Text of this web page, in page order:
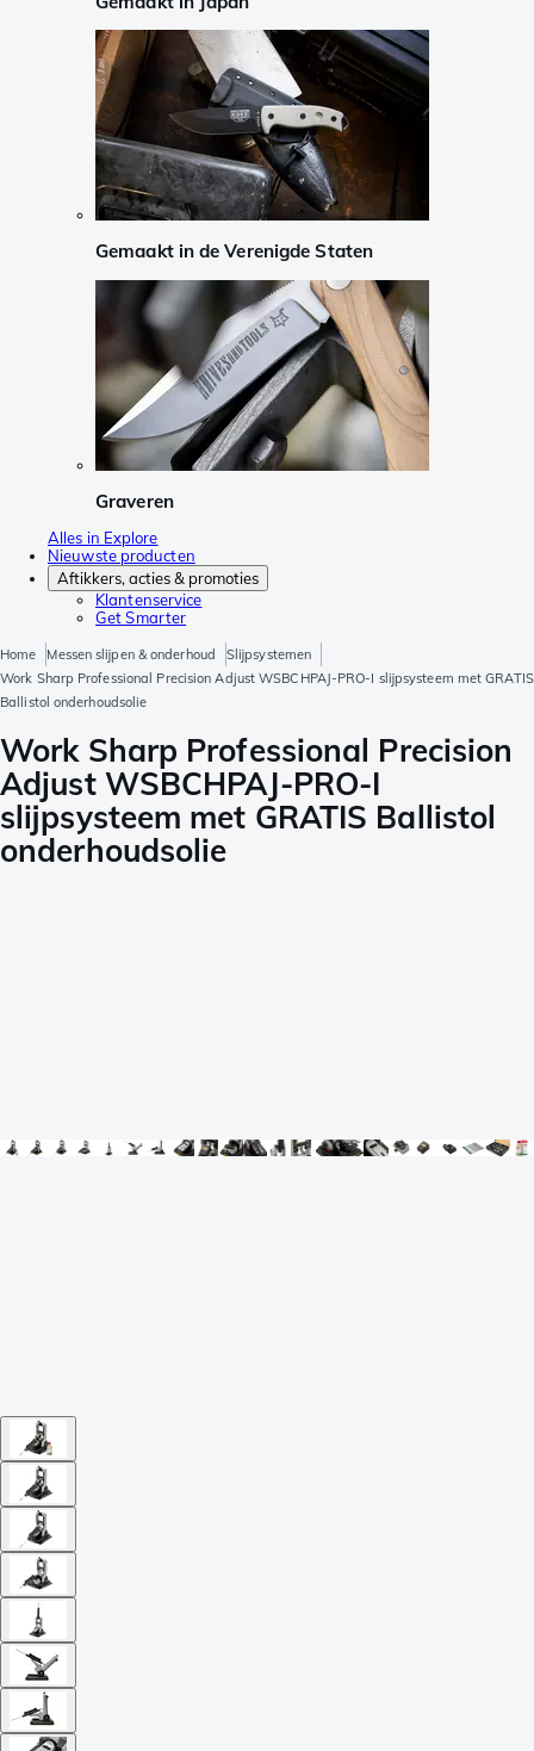
Gemaakt in de Verenigde Staten
Graveren
Alles in Explore
Nieuwste producten
Aftikkers, acties & promoties
Klantenservice
Get Smarter
Home Messen slijpen & onderhoud
Slijpsystemen
Work Sharp Professional Precision Adjust WSBCHPAJ-PRO-I slijpsysteem met GRATIS
Ballistol onderhoudsolie
Work Sharp Professional Precision
Adjust WSBCHPAJ-PRO-I
slijpsysteem met GRATIS Ballistol
onderhoudsolie